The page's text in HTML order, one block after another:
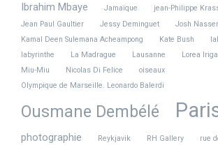
Ibrahim Mbaye Jamaïque
jean-Philippe
Jean Paul Gaultier
Jessy Deminguet
Josh Nasser
Kamal Deen Sulemana Acheampong
Kate Bush
labyrinthe
La Madrague Lausanne Lorea
Miu-Miu
Nicolas Di Felice
oiseaux
Olympique de Marseille. Leonardo Balerdi
Ousmane Dembélé
photographie Reykjavik RH Gallery rue